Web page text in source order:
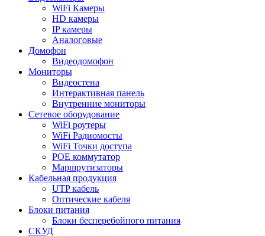
WiFi Камеры
HD камеры
IP камеры
Аналоговые
Домофон
Видеодомофон
Мониторы
Видеостена
Интерактивная панель
Внутренние мониторы
Сетевое оборудование
WiFi роутеры
WiFi Радиомосты
WiFi Точки доступа
POE коммутатор
Маршрутизаторы
Кабельная продукция
UTP кабель
Оптические кабеля
Блоки питания
Блоки бесперебойного питания
СКУД